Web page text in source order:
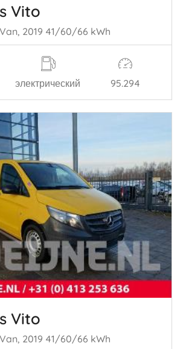
Vito
2019 41/60/66 kWh
электрический 95.294
Vito
2019 41/60/66 kWh